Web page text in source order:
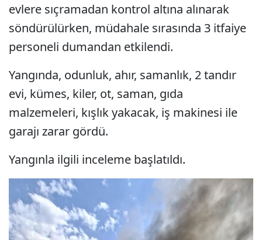
evlere sıçramadan kontrol altına alınarak
söndürülürken, müdahale sırasında 3 itfaiye
personeli dumandan etkilendi.
Yangında, odunluk, ahır, samanlık, 2 tandır
evi, kümes, kiler, ot, saman, gıda
malzemeleri, kışlık yakacak, iş makinesi ile
garajı zarar gördü.
Yangınla ilgili inceleme başlatıldı.